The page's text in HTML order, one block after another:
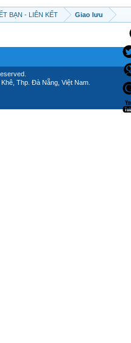
BẠN - LIÊN KẾT Giao lưu
Thp. Đà Nẵng, Việt Nam.